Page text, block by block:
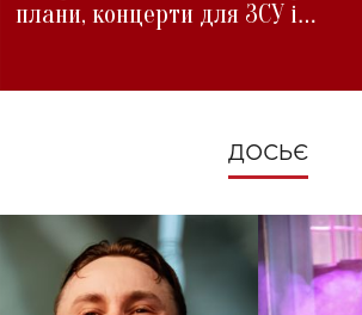
плани, концерти для ЗСУ і
ДОСЬЄ